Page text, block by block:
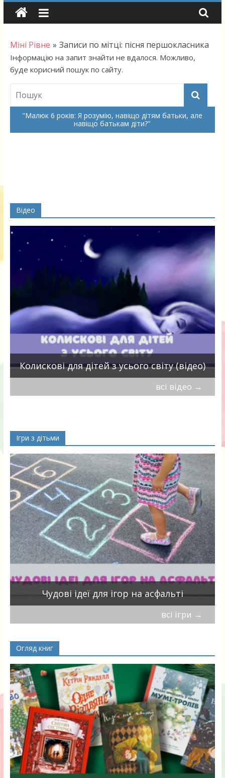
Skip
Міні Рівне » Записи по мітці: пісня першокласника
Інформацію на запит знайти не вдалося. Можливо,
буде корисний пошук по сайту.
Малюк 6 років: Я розумію, навіщо дітям батьки, але
навіщо батькам діти?
Відео
Колискові для дітей з усього світу (відео)
всі відео →
Ігри з дітьми
Чудові ідеї для ігор на асфальті
всі ігри →
Огляд книг